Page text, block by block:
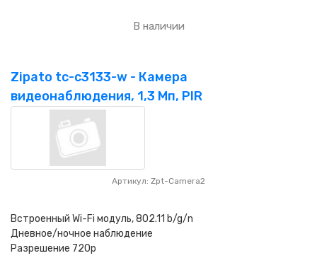
В наличии
Zipato tc-c3133-w - Камера
видеонаблюдения, 1,3 Мп, PIR
Артикул: Zpt-Camera2
Встроенный Wi-Fi модуль, 802.11 b/g/n
Дневное/ночное наблюдение
Разрешение 720p